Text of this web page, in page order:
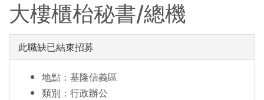
大樓櫃枱秘書/總機
此職缺已結束招募
地點：基隆信義區
類別：行政辦公